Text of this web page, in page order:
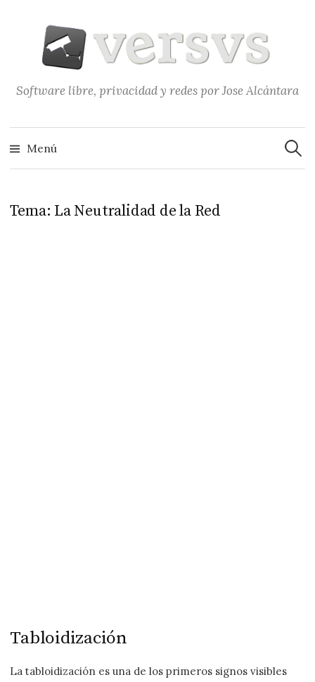
contenido
Software libre, privacidad y redes por Jose Alcántara
Menú
Tema: La Neutralidad de la Red
Tabloidización
La tabloidización es una de los primeros signos visibles